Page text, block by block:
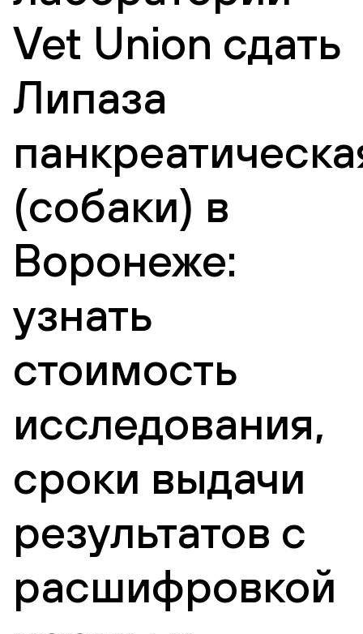
Vet Union сдать
Липаза
(собаки) в
Воронеже:
узнать
стоимость
исследования,
сроки выдачи
результатов с
расшифровкой